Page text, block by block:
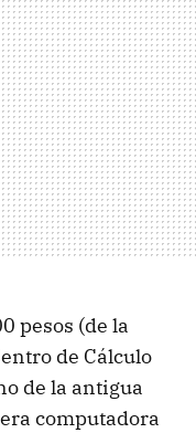
pesos (de la
de Cálculo
de la antigua
computadora